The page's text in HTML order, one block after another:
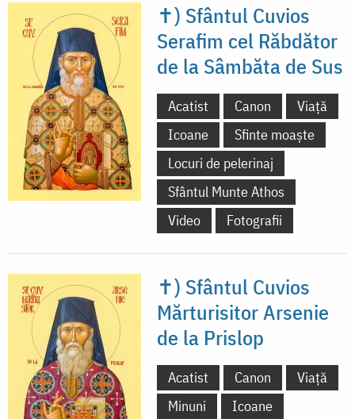
✝) Sfântul Cuvios
Serafim cel Răbdător
de la Sâmbăta de Sus
Acatist Canon
Viață
Icoane
Sfinte moaște
Locuri de pelerinaj
Sfântul Munte Athos
Video
Fotografii
✝) Sfântul Cuvios
Mărturisitor Arsenie
de la Prislop
Acatist Canon
Viață
Minuni
Icoane